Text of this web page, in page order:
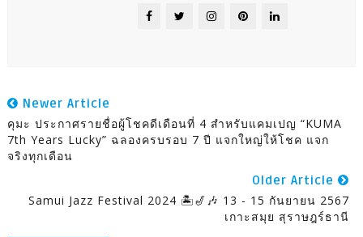
Newer Article
คุมะ ประกาศรายชื่อผู้โชคดีเดือนที่ 4 สำหรับแคมเปญ “KUMA
7th Years Lucky” ฉลองครบรอบ 7 ปี แจกใหญ่ให้โชค แจก
จริงทุกเดือน
Older Article
Samui Jazz Festival 2024 🏝🎷🎶 13 - 15 กันยายน 2567
เกาะสมุย สุราษฎร์ธานี